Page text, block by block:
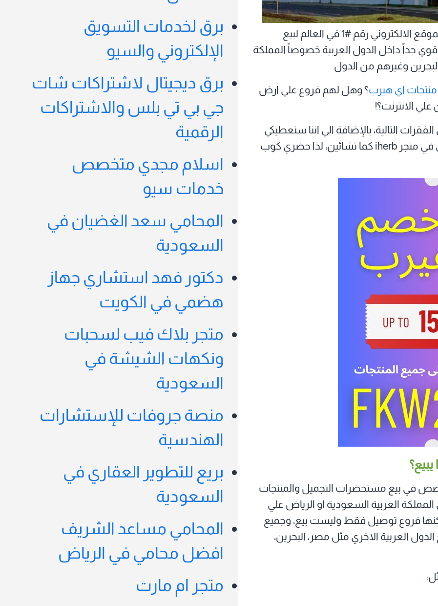
العالمي وتألق ليصبح الموقع الالكتروني رقم #1 في العالم لبيع
جداً داخل الدول العربية خصوصاً المملكة
وغيرهم من الدول
منتجات اي هيرب؟ وهل لهم فروع علي ارض
الانترنت؟!
التالية، بالإضافة الي اننا سنعطيكي
خصومات وعروض اكثر من مذهلة لتتسوقي في متجر iherb كما تشائين، لذا حضري كوب
في بيع مستحضرات التجميل والمنتجات
العربية السعودية او الرياض علي
فروع توصيل فقط وليست بيع، وجميع
العربية الاخري مثل مصر، البحرين،
برق لخدمات التسويق
الإلكتروني والسيو
برق ديجيتال لاشتراكات شات
جي بي تي بلس والاشتراكات
الرقمية
اسلام مجدي متخصص
خدمات سيو
المحامي سعد الغضيان في
السعودية
دكتور فهد استشاري جهاز
هضمي في الكويت
متجر بلاك فيب لسحبات
ونكهات الشيشة في
السعودية
منصة جروفات للإستشارات
الهندسية
بريع للتطوير العقاري في
السعودية
المحامي مساعد الشريف
افضل محامي في الرياض
متجر ام مارت